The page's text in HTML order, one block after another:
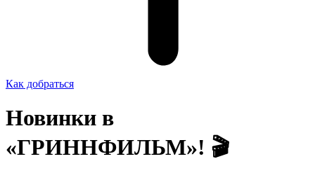
Как добраться
Новинки в
«ГРИННФИЛЬМ»! 🎬